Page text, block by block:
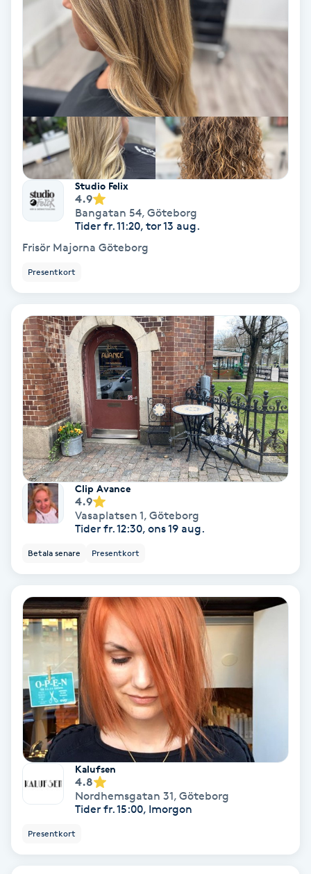
IPL hårborttagning
IR-massage
Japansk massage
K18
Katun fransar
Keratinbehandling
Kinesiologi
Kinesisk medicin
Kiropraktik
Klangmassage
Klippning
Klippning & Slingor
Klippning ungdom
Kosmetisk tatuering
Kostrådgivning
Kroppsinpackning
Kroppspeeling
Käkledsbehandling
Studio Felix
4.9
Bangatan 54, Göteborg
Tider fr. 11:20, tor 13 aug.
Frisör Majorna Göteborg
Presentkort
Clip Avance
4.9
Vasaplatsen 1, Göteborg
Tider fr. 12:30, ons 19 aug.
Betala senare Presentkort
Kalufsen
4.8
Nordhemsgatan 31, Göteborg
Tider fr. 15:00, Imorgon
Presentkort